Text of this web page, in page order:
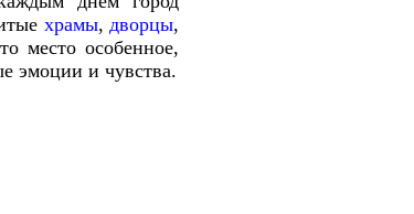
храмы, дворцы,
место особенное,
эмоции и чувства.